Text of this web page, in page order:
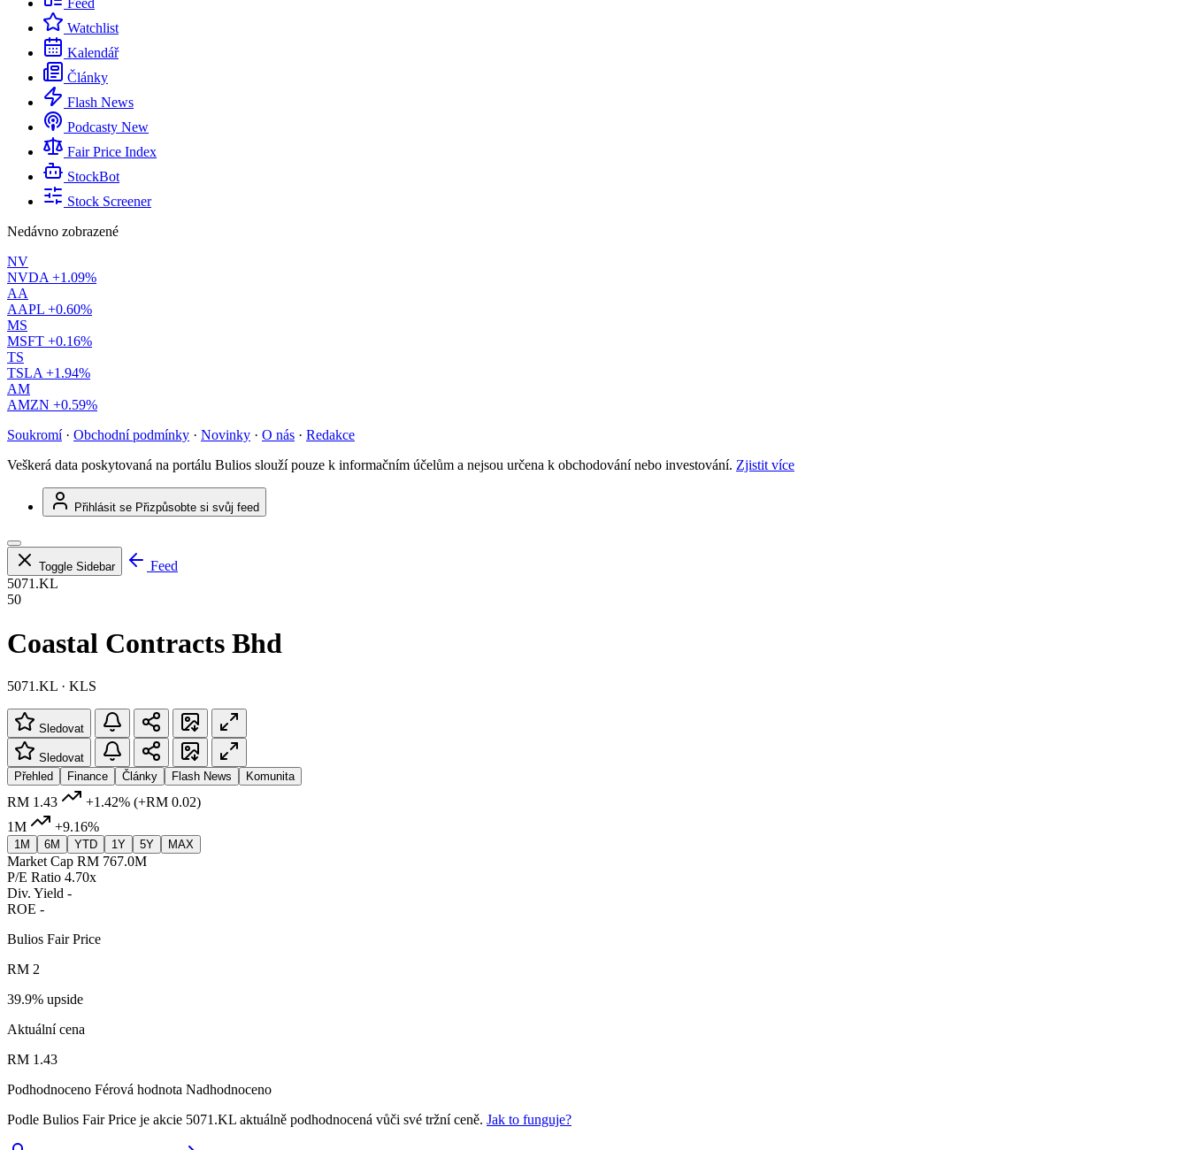
Feed
Watchlist
Kalendář
Články
Flash News
Podcasty New
Fair Price Index
StockBot
Stock Screener
Nedávno zobrazené
NV
NVDA +1.09%
AA
AAPL +0.60%
MS
MSFT +0.16%
TS
TSLA +1.94%
AM
AMZN +0.59%
Soukromí · Obchodní podmínky · Novinky · O nás · Redakce
Veškerá data poskytovaná na portálu Bulios slouží pouze k informačním účelům a nejsou určena k obchodování nebo investování. Zjistit více
Přihlásit se Přizpůsobte si svůj feed
Toggle Sidebar
Feed
5071.KL
50
Coastal Contracts Bhd
5071.KL · KLS
Sledovat
Sledovat
Přehled
Finance Články Flash News Komunita
RM 1.43 +1.42% (+RM 0.02)
1M
+9.16%
1M 6M YTD 1Y 5Y MAX
Market Cap RM 767.0M
P/E Ratio 4.70x
Div. Yield -
ROE -
Bulios Fair Price
RM 2
39.9% upside
Aktuální cena
RM 1.43
Podhodnoceno Férová hodnota Nadhodnoceno
Podle Bulios Fair Price je akcie 5071.KL aktuálně podhodnocená vůči své tržní ceně. Jak to funguje?